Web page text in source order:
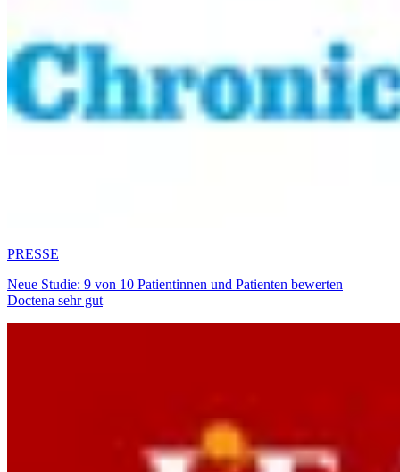
PRESSE
Neue Studie: 9 von 10 Patientinnen und Patienten bewerten
Doctena sehr gut